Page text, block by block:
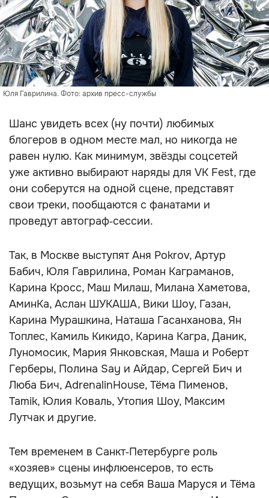
Юля Гаврилина. Фото: архив пресс-службы
Шанс увидеть всех (ну почти) любимых
блогеров в одном месте мал, но никогда не
равен нулю. Как минимум, звёзды соцсетей
уже активно выбирают наряды для VK Fest, где
они соберутся на одной сцене, представят
свои треки, пообщаются с фанатами и
проведут автограф‑сессии.
Так, в Москве выступят Аня Pokrov, Артур
Бабич, Юля Гаврилина, Роман Каграманов,
Карина Кросс, Маш Милаш, Милана Хаметова,
АминКа, Аслан ШУКАША, Вики Шоу, Газан,
Карина Мурашкина, Наташа Гасанханова, Ян
Топлес, Камиль Кикидо, Карина Кагра, Даник,
Луномосик, Мария Янковская, Маша и Роберт
Герберы, Полина Say и Айдар, Сергей Бич и
Люба Бич, AdrenalinHouse, Тёма Пименов,
Tamik, Юлия Коваль, Утопия Шоу, Максим
Лутчак и другие.
Тем временем в Санкт‑Петербурге роль
«хозяев» сцены инфлюенсеров, то есть
ведущих, возьмут на себя Ваша Маруся и Тёма